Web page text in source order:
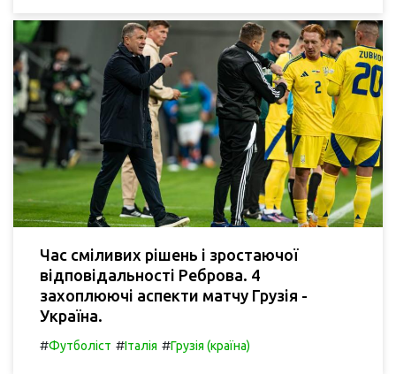
Час сміливих рішень і зростаючої
відповідальності Реброва. 4
захоплюючі аспекти матчу Грузія -
Україна.
#Футболіст #Італія #Грузія (країна)